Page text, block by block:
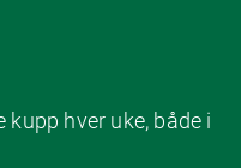
kupp hver uke, både i